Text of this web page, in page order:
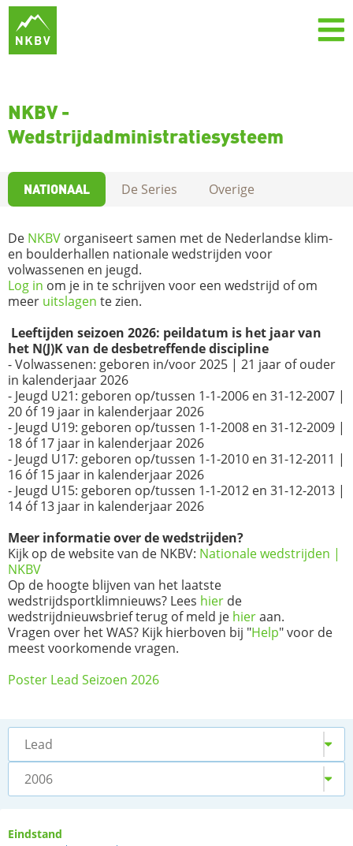
NKBV -
Wedstrijdadministratiesysteem
NATIONAAL De Series Overige
De NKBV organiseert samen met de Nederlandse klim-
en boulderhallen nationale wedstrijden voor
volwassenen en jeugd.
Log in om je in te schrijven voor een wedstrijd of om
meer uitslagen te zien.
Leeftijden seizoen 2026: peildatum is het jaar van
het N(J)K van de desbetreffende discipline
- Volwassenen: geboren in/voor 2025 | 21 jaar of ouder
in kalenderjaar 2026
- Jeugd U21: geboren op/tussen 1-1-2006 en 31-12-2007 |
20 óf 19 jaar in kalenderjaar 2026
- Jeugd U19: geboren op/tussen 1-1-2008 en 31-12-2009 |
18 óf 17 jaar in kalenderjaar 2026
- Jeugd U17: geboren op/tussen 1-1-2010 en 31-12-2011 |
16 óf 15 jaar in kalenderjaar 2026
- Jeugd U15: geboren op/tussen 1-1-2012 en 31-12-2013 |
14 óf 13 jaar in kalenderjaar 2026
Meer informatie over de wedstrijden?
Kijk op de website van de NKBV: Nationale wedstrijden |
NKBV
Op de hoogte blijven van het laatste
wedstrijdsportklimnieuws? Lees hier de
wedstrijdnieuwsbrief terug of meld je hieraan.
Vragen over het WAS? Kijk hierboven bij "Help" voor de
meest voorkomende vragen.
Poster Lead Seizoen 2026
Lead
2006
Eindstand